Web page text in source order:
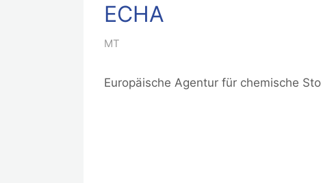
ECHA
MT
Europäische Agentur für chemische